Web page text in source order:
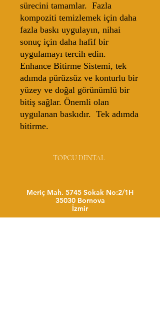
sürecini tamamlar. Fazla
kompoziti temizlemek için daha
fazla baskı uygulayın, nihai
sonuç için daha hafif bir
uygulamayı tercih edin.
Enhance Bitirme Sistemi, tek
adımda pürüzsüz ve konturlu bir
yüzey ve doğal görünümlü bir
bitiş sağlar. Önemli olan
uygulanan baskıdır. Tek adımda
bitirme.
TOPCU DENTAL
Meriç Mah. 5745 Sokak No:2/1H
35030 Bornova
İzmir